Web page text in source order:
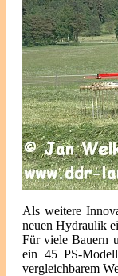
Als weitere
neuen Hydraulik
Für viele Bauern
ein 45 PS-
vergleichbarem